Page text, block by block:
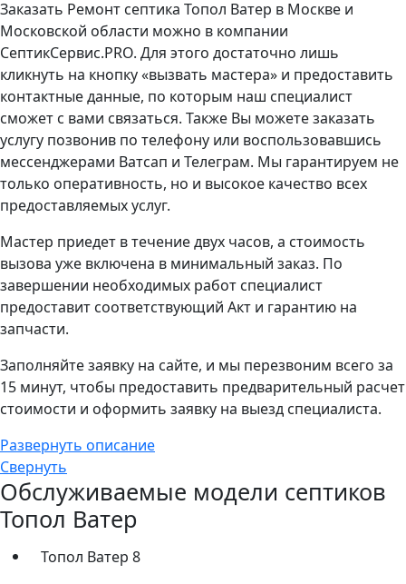
Заказать Ремонт септика Топол Ватер в Москве и
Московской области можно в компании
СептикСервис.PRO. Для этого достаточно лишь
кликнуть на кнопку «вызвать мастера» и предоставить
контактные данные, по которым наш специалист
сможет с вами связаться. Также Вы можете заказать
услугу позвонив по телефону или воспользовавшись
мессенджерами Ватсап и Телеграм. Мы гарантируем не
только оперативность, но и высокое качество всех
предоставляемых услуг.
Мастер приедет в течение двух часов, а стоимость
вызова уже включена в минимальный заказ. По
завершении необходимых работ специалист
предоставит соответствующий Акт и гарантию на
запчасти.
Заполняйте заявку на сайте, и мы перезвоним всего за
15 минут, чтобы предоставить предварительный расчет
стоимости и оформить заявку на выезд специалиста.
Развернуть описание
Свернуть
Обслуживаемые модели септиков
Топол Ватер
Топол Ватер 8